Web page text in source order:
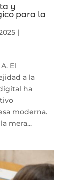
y
para la
|
El
a la
ha
moderna.
mera...